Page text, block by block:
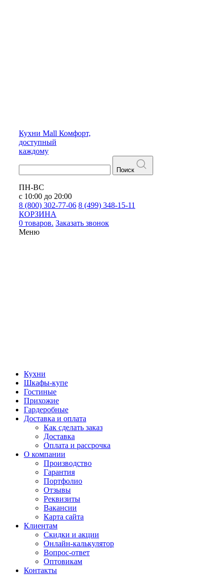
Кухни Mall Комфорт,
доступный
каждому
Поиск
ПН-ВС
с 10:00 до 20:00
8 (800) 302-77-06 8 (499) 348-15-11
КОРЗИНА
0 товаров. Заказать звонок
Меню
Кухни
Шкафы-купе
Гостиные
Прихожие
Гардеробные
Доставка и оплата
Как сделать заказ
Доставка
Оплата и рассрочка
О компании
Производство
Гарантия
Портфолио
Отзывы
Реквизиты
Вакансии
Карта сайта
Клиентам
Скидки и акции
Онлайн-калькулятор
Вопрос-ответ
Оптовикам
Контакты